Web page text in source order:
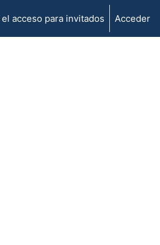
acceso para invitados Acceder